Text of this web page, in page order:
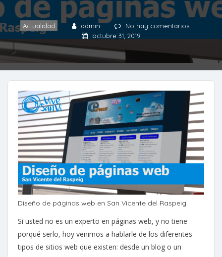
Actualidad admin
No hay comentarios
octubre 31, 2019
Diseño de páginas web en San Vicente del Raspeig
Si usted no es un experto en páginas web, y no tiene
porqué serlo, hoy venimos a hablarle de los diferentes
tipos de sitios web que existen: desde un blog o un